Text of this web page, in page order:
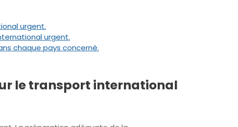
urgent.
urgent.
chaque pays concerné.
le transport international